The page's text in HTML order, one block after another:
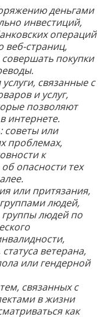
деньгами
инвестиций,
операций
веб-страниц,
покупки
связанные с
и услуг,
позволяют
интернете.
: советы или
проблемах,
к
опасности тех
или притязания,
людей,
людей по
ветерана,
или гендерной
связанных с
в жизни
как